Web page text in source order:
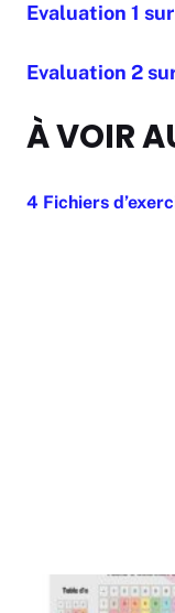
Evaluation 1
Evaluation 2
À VOIR
4 Fichiers